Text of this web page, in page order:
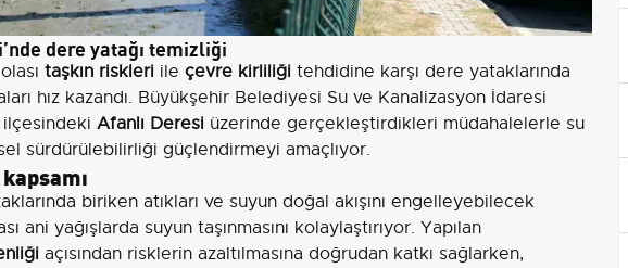
dere yatağı temizliği
taşkın riskleri ile çevre kirliliği tehdidine karşı dere yataklarında
hız kazandı. Büyükşehir Belediyesi Su ve Kanalizasyon İdaresi
Afanlı Deresi üzerinde gerçekleştirdikleri müdahalelerle su
sürdürülebilirliği güçlendirmeyi amaçlıyor.
biriken atıkları ve suyun doğal akışını engelleyebilecek
ani yağışlarda suyun taşınmasını kolaylaştırıyor. Yapılan
açısından risklerin azaltılmasına doğrudan katkı sağlarken,